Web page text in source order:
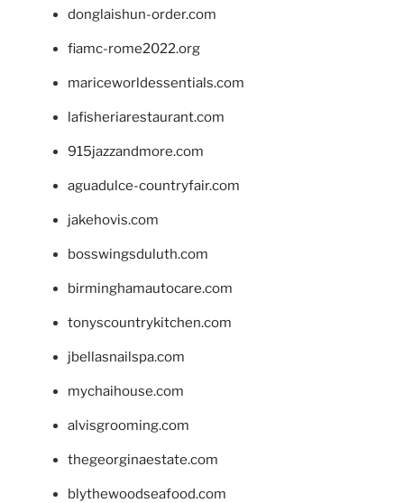
donglaishun-order.com
fiamc-rome2022.org
mariceworldessentials.com
lafisheriarestaurant.com
915jazzandmore.com
aguadulce-countryfair.com
jakehovis.com
bosswingsduluth.com
birminghamautocare.com
tonyscountrykitchen.com
jbellasnailspa.com
mychaihouse.com
alvisgrooming.com
thegeorginaestate.com
blythewoodseafood.com